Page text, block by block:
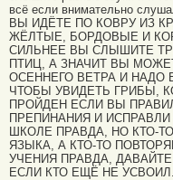
всё если внимательно
ВЫ ИДЁТЕ ПО КОВРУ ИЗ
ЖЁЛТЫЕ, БОРДОВЫЕ И
СИЛЬНЕЕ ВЫ СЛЫШИТЕ
ПТИЦ, А ЗНАЧИТ ВЫ
ОСЕННЕГО ВЕТРА И НАДО
ЧТОБЫ УВИДЕТЬ ГРИБЫ,
ПРОЙДЕН ЕСЛИ ВЫ
ПРЕПИНАНИЯ И
ШКОЛЕ ПРАВДА, НО КТО-
ЯЗЫКА, А КТО-ТО
УЧЕНИЯ ПРАВДА,
ЕСЛИ КТО ЕЩЁ НЕ УСВОИЛ.